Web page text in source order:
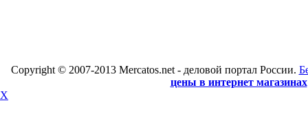
Copyright © 2007-2013 Mercatos.net - деловой портал России.
цены в интернет магазинах
X